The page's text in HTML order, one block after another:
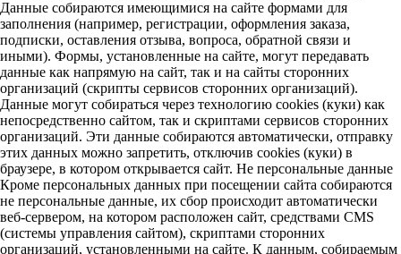
Данные собираются имеющимися на сайте формами для
заполнения (например, регистрации, оформления заказа,
подписки, оставления отзыва, вопроса, обратной связи и
иными). Формы, установленные на сайте, могут передавать
данные как напрямую на сайт, так и на сайты сторонних
организаций (скрипты сервисов сторонних организаций).
Данные могут собираться через технологию cookies (куки) как
непосредственно сайтом, так и скриптами сервисов сторонних
организаций. Эти данные собираются автоматически, отправку
этих данных можно запретить, отключив cookies (куки) в
браузере, в котором открывается сайт. Не персональные данные
Кроме персональных данных при посещении сайта собираются
не персональные данные, их сбор происходит автоматически
веб-сервером, на котором расположен сайт, средствами CMS
(системы управления сайтом), скриптами сторонних
организаций, установленными на сайте. К данным, собираемым